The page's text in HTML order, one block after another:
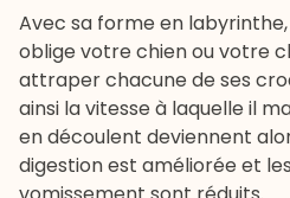
Avec sa forme en
oblige votre chien ou votre
attraper chacune de ses
ainsi la vitesse à laquelle il
en découlent deviennent
digestion est améliorée et